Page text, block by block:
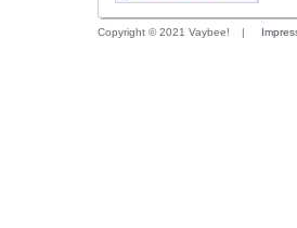
Copyright © 2021 Vaybee! |